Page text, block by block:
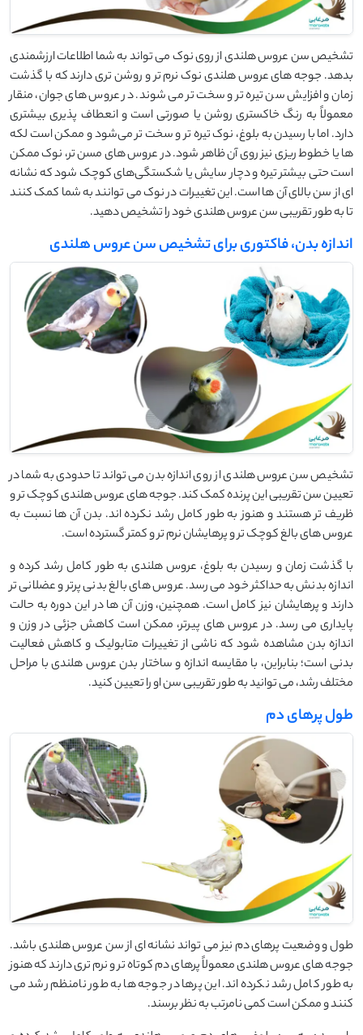
تشخیص سن عروس هلندی از روی نوک می ‌تواند به شما اطلاعات ارزشمندی
بدهد. جوجه‌ های عروس هلندی نوک نرم ‌تر و روشن ‌تری دارند که با گذشت
زمان و افزایش سن تیره ‌تر و سخت ‌تر می ‌شوند. در عروس ‌های جوان، منقار
معمولاً به رنگ خاکستری روشن یا صورتی است و انعطاف ‌پذیری بیشتری
دارد. اما با رسیدن به بلوغ، نوک تیره ‌تر و سخت ‌تر می‌شود و ممکن است لکه
‌ها یا خطوط ریزی نیز روی آن ظاهر شود. در عروس‌ های مسن ‌تر، نوک ممکن
است حتی بیشتر تیره و دچار سایش یا شکستگی‌های کوچک شود که نشانه
‌ای از سن بالای آن ‌ها است. این تغییرات در نوک می‌ توانند به شما کمک کنند
تا به طور تقریبی سن عروس هلندی خود را تشخیص دهید.
اندازه بدن، فاکتوری برای تشخیص سن عروس هلندی
تشخیص سن عروس هلندی از روی اندازه بدن می ‌تواند تا حدودی به شما در
تعیین سن تقریبی این پرنده کمک کند. جوجه ‌های عروس هلندی کوچک ‌تر و
ظریف ‌تر هستند و هنوز به طور کامل رشد نکرده ‌اند. بدن آن ‌ها نسبت به
عروس ‌های بالغ کوچک ‌تر و پرهایشان نرم‌ تر و کمتر گسترده است.
با گذشت زمان و رسیدن به بلوغ، عروس هلندی به طور کامل رشد کرده و
اندازه بدنش به حداکثر خود می ‌رسد. عروس ‌های بالغ بدنی پرتر و عضلانی ‌تر
دارند و پرهایشان نیز کامل است. همچنین، وزن آن ‌ها در این دوره به حالت
پایداری می ‌رسد. در عروس‌ های پیرتر، ممکن است کاهش جزئی در وزن و
اندازه بدن مشاهده شود که ناشی از تغییرات متابولیک و کاهش فعالیت
بدنی است؛ بنابراین، با مقایسه اندازه و ساختار بدن عروس هلندی با مراحل
مختلف رشد، می ‌توانید به طور تقریبی سن او را تعیین کنید.
طول پرهای دم
طول و وضعیت پرهای دم نیز می ‌تواند نشانه ‌ای از سن عروس هلندی باشد.
جوجه ‌های عروس هلندی معمولاً پرهای دم کوتاه ‌تر و نرم ‌تری دارند که هنوز
به طور کامل رشد نکرده ‌اند. این پرها در جوجه‌ ها به طور نامنظم رشد می
‌کنند و ممکن است کمی نامرتب به نظر برسند.